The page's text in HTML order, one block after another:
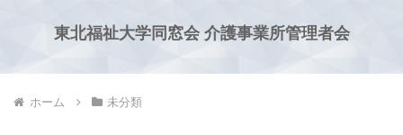
東北福祉大学同窓会 介護事業所管理者会
ホーム 未分類